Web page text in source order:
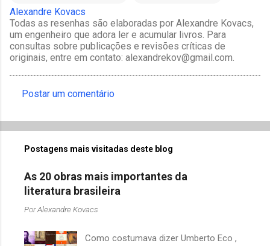
Alexandre Kovacs
Todas as resenhas são elaboradas por Alexandre Kovacs,
um engenheiro que adora ler e acumular livros. Para
consultas sobre publicações e revisões críticas de
originais, entre em contato: alexandrekov@gmail.com.
o
n
t
á
Postar um comentário
Postagens mais visitadas deste blog
As 20 obras mais importantes da
literatura brasileira
PorAlexandre Kovacs
Como costumava dizer Umberto Eco ,